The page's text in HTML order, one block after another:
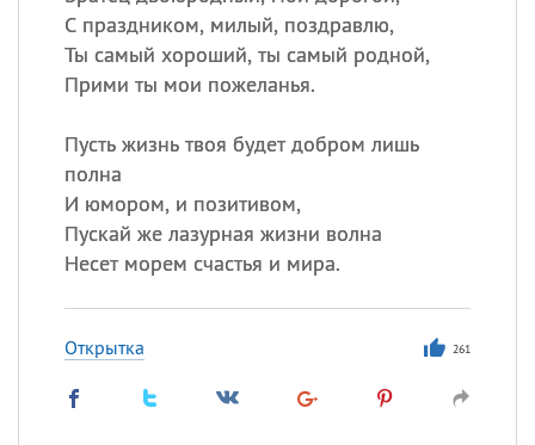
С праздником, милый, поздравлю,
Ты самый хороший, ты самый родной,
Прими ты мои пожеланья.
Пусть жизнь твоя будет добром лишь
полна
И юмором, и позитивом,
Пускай же лазурная жизни волна
Несет морем счастья и мира.
Открытка 261